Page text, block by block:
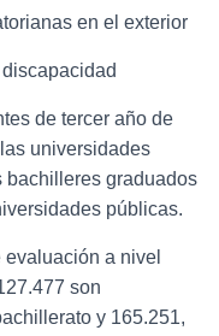
en el exterior
de tercer año de
universidades
bachilleres graduados
públicas.
a nivel
son
y 165.251,